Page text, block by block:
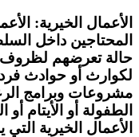
الأعمال الخيرية:
المحتاجين داخل
حالة تعرضهم
لكوارث أو حوادث
مشروعات وبرامج
الطفولة أو الأيتام
الأعمال الخيرية